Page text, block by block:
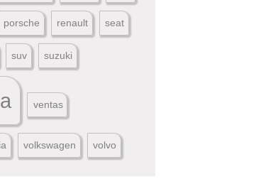
porsche renault seat
suv suzuki
ventas
volkswagen volvo